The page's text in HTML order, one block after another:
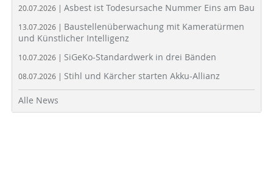
20.07.2026 | Asbest ist Todesursache Nummer Eins am Bau
13.07.2026 | Baustellenüberwachung mit Kameratürmen
und Künstlicher Intelligenz
10.07.2026 | SiGeKo-Standardwerk in drei Bänden
08.07.2026 | Stihl und Kärcher starten Akku-Allianz
Alle News